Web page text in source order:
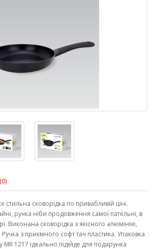
стильна сковорідка по привабливій ціні.
ручка ніби продовження самої пательні, в
Виконана сковорідка з якісного алюмінію,
з приємного софт тач пластика. Упаковка
1217 ідеально підійде для подарунка